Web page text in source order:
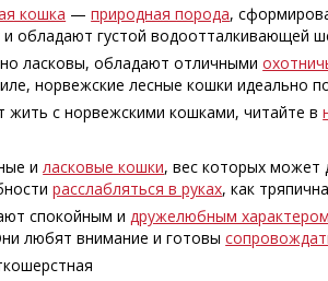
кошка —природная порода,
и обладают густой водоотталкивающей
ласковы, обладают отличными
норвежские лесные кошки идеально
жить с норвежскими кошками, читайте в
иласковые кошки, вес которых может
расслабляться в руках, как
спокойным идружелюбным характером
любят внимание и готовы